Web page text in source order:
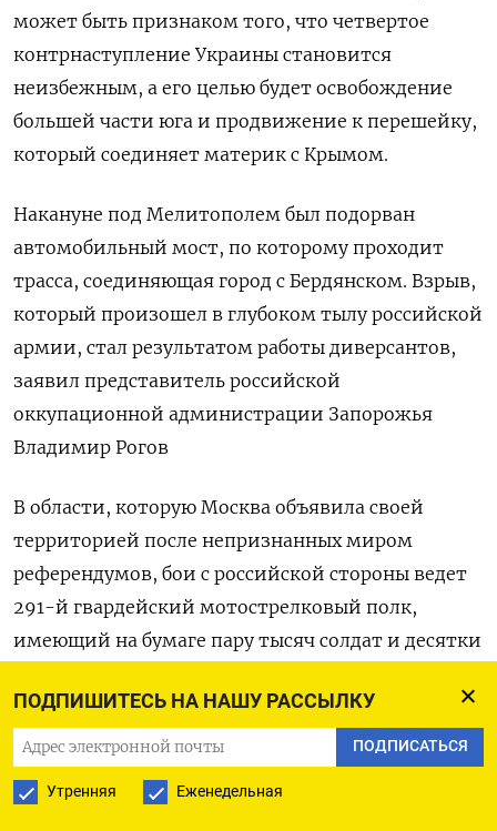
ПОДПИШИТЕСЬ НА НАШУ РАССЫЛКУ
ПОДПИСАТЬСЯ
Утренняя Еженедельная
может быть признаком того, что четвертое
контрнаступление Украины становится
неизбежным, а его целью будет освобождение
большей части юга и продвижение к перешейку,
который соединяет материк с Крымом.
Накануне под Мелитополем был подорван
автомобильный мост, по которому проходит
трасса, соединяющая город с Бердянском. Взрыв,
который произошел в глубоком тылу российской
армии, стал результатом работы диверсантов,
заявил представитель российской
оккупационной администрации Запорожья
Владимир Рогов
В области, которую Москва объявила своей
территорией после непризнанных миром
референдумов, бои с российской стороны ведет
291-й гвардейский мотострелковый полк,
имеющий на бумаге пару тысяч солдат и десятки
воюют 106-я бригада территориальной обороны,
легковооруженное соединение с несколькими
тысячами местных добровольцев, и 19-й
отдельный стрелковый батальон. С обеих сторон